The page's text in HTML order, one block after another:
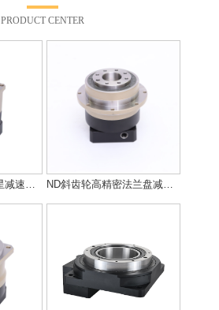
PRODUCT CENTER
NB斜齿轮高精密行星减速机 NB斜齿轮高精密行星减速机 ND斜齿轮高精密法兰盘减速机 ND斜齿轮高精密法兰盘减速机